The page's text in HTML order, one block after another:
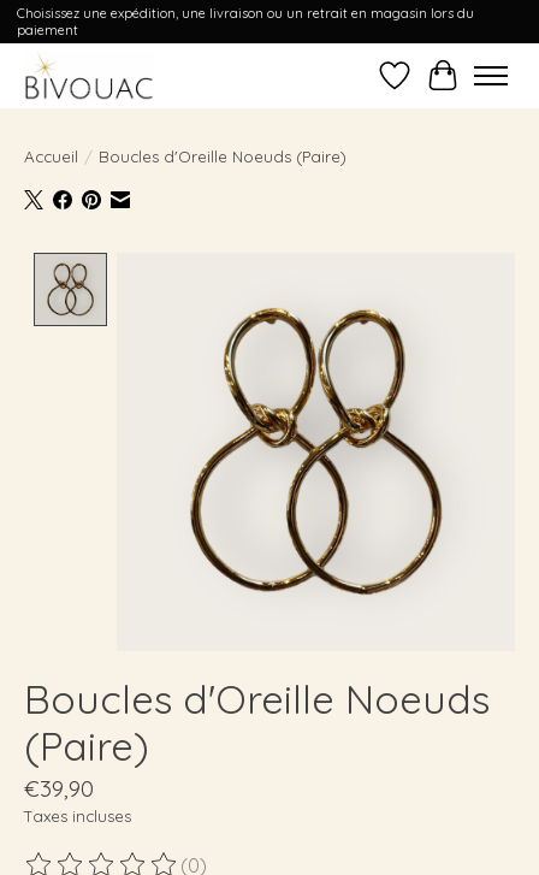
Choisissez une expédition, une livraison ou un retrait en magasin lors du
paiement
Liste dePanier
Accueil / Boucles d'Oreille Noeuds (Paire)
Boucles d'Oreille Noeuds
(Paire)
€39,90
Taxes incluses
(0)